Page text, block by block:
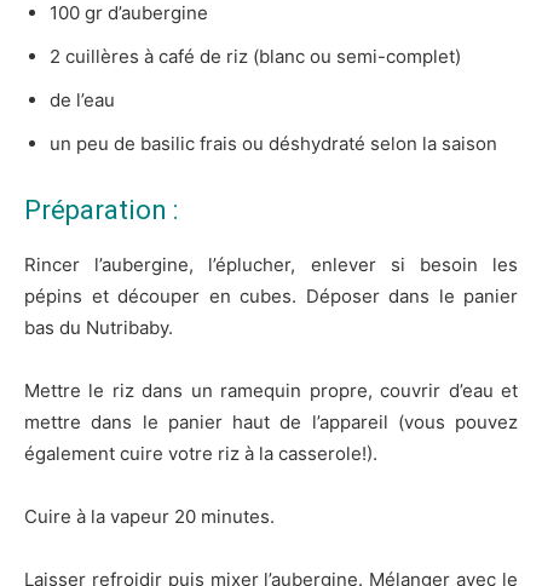
100 gr d’aubergine
2 cuillères à café de riz (blanc ou semi-complet)
de l’eau
un peu de basilic frais ou déshydraté selon la saison
Préparation :
Rincer l’aubergine, l’éplucher, enlever si besoin les
pépins et découper en cubes. Déposer dans le panier
bas du Nutribaby.
Mettre le riz dans un ramequin propre, couvrir d’eau et
mettre dans le panier haut de l’appareil (vous pouvez
également cuire votre riz à la casserole!).
Cuire à la vapeur 20 minutes.
Laisser refroidir puis mixer l’aubergine. Mélanger avec le